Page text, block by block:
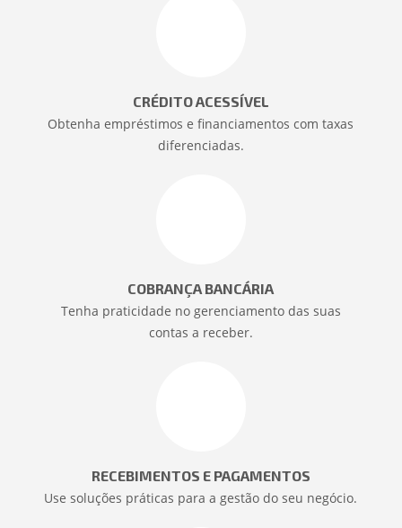
CRÉDITO ACESSÍVEL
Obtenha empréstimos e financiamentos com taxas
diferenciadas.
COBRANÇA BANCÁRIA
Tenha praticidade no gerenciamento das suas
contas a receber.
RECEBIMENTOS E PAGAMENTOS
Use soluções práticas para a gestão do seu negócio.